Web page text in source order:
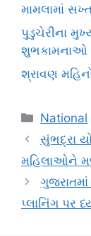
મામલામાં સખ્ત
પુડુચેરીના
શુભકામનાઓ
શ્રાવણ
National
સુંભદ્રા
મહિલાઓને
પ્લાનિંગ પર